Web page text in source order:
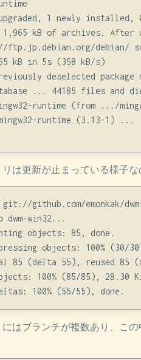
1 newly installed,
1,965 kB of archives. After
debian/
kB in 5s (358 kB/s)
deselected package
... 44185 files and
runtime (from .../
runtime (3.13-1) ...
は更新が止まっている様子
github.com/emonkak/
win32...
objects: 85, done.
objects: 100% (30/
85 (delta 55), reused 85
100% (85/85), 28.30
はブランチが複数あり、こ